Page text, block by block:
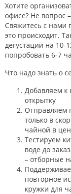
Хотите
офисе? Не вопрос
Свяжитесь с нами
это происходит.
дегустации на 10-
попробовать 6-7
Что надо знать о
Добавляем к
открытку
Отправляем
только в
чайной в
Тестируем
воде до
– отборные
повторное
кружки для